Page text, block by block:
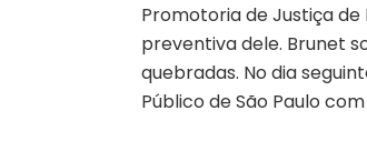
Promotoria de Justiça de
preventiva dele. Brunet
quebradas. No dia
Público de São Paulo